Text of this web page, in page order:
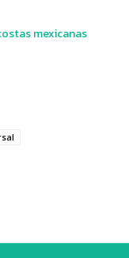
mexicanas